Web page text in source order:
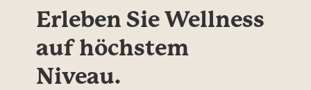
Erleben Sie Wellness
auf höchstem
Niveau.